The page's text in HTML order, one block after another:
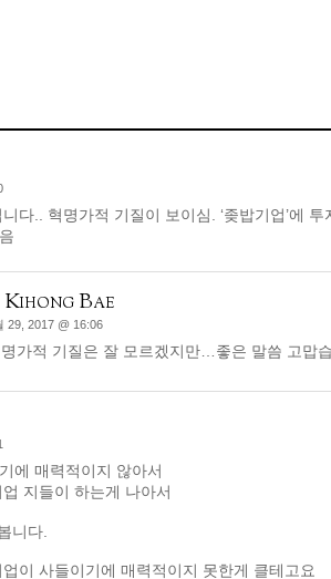
다.. 혁명가적 기질이 보이심. ‘좆밥기업’에
Kihong Bae
29, 2017 @ 16:06
가적 기질은 잘 모르겠지만…좋은 말씀 고맙
에 매력적이지 않아서
지들이 하는게 나아서
니다.
이 사들이기에 매력적이지 못한게 클테고요